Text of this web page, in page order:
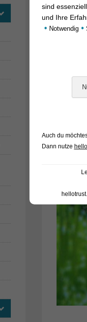
Wir
sind
und Ihre
• Notwendig •
Auch du
Dann nutze